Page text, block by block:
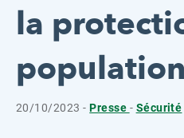
la
population
20/10/2023 -Presse - Sécurité